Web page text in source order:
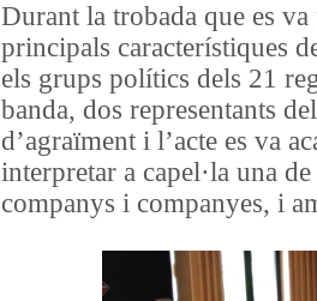
Durant la trobada que es
principals característiques
els grups polítics dels 21
banda, dos representants
d’agraïment i l’acte es va
interpretar a capel·la una
companys i companyes, i